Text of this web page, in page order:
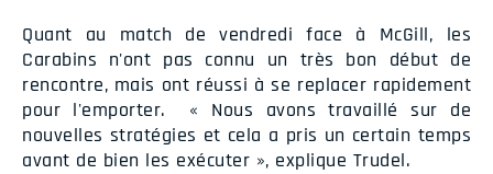
Quant au match de vendredi face à McGill, les
Carabins n'ont pas connu un très bon début de
rencontre, mais ont réussi à se replacer rapidement
pour l'emporter. « Nous avons travaillé sur de
nouvelles stratégies et cela a pris un certain temps
avant de bien les exécuter », explique Trudel.